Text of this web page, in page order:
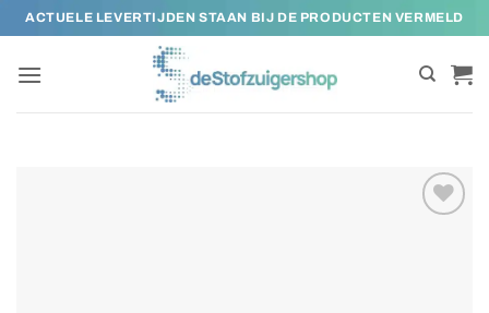
naar
inhoud
ACTUELE LEVERTIJDEN STAAN BIJ DE PRODUCTEN VERMELD